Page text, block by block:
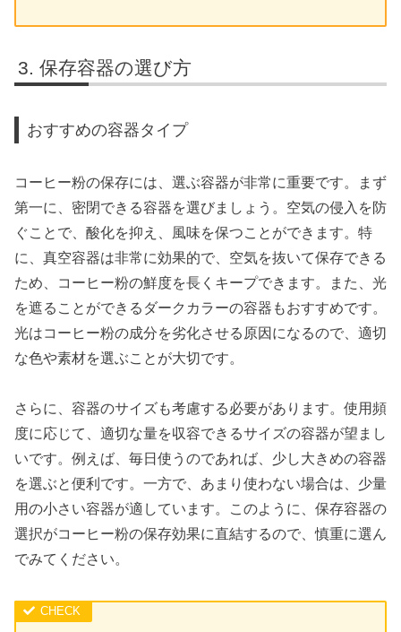
保存容器の選び方
おすすめの容器タイプ
コーヒー粉の保存には、選ぶ容器が非常に重要です。まず
第一に、密閉できる容器を選びましょう。空気の侵入を防
ぐことで、酸化を抑え、風味を保つことができます。特
に、真空容器は非常に効果的で、空気を抜いて保存できる
ため、コーヒー粉の鮮度を長くキープできます。また、光
を遮ることができるダークカラーの容器もおすすめです。
光はコーヒー粉の成分を劣化させる原因になるので、適切
な色や素材を選ぶことが大切です。
さらに、容器のサイズも考慮する必要があります。使用頻
度に応じて、適切な量を収容できるサイズの容器が望まし
いです。例えば、毎日使うのであれば、少し大きめの容器
を選ぶと便利です。一方で、あまり使わない場合は、少量
用の小さい容器が適しています。このように、保存容器の
選択がコーヒー粉の保存効果に直結するので、慎重に選ん
でみてください。